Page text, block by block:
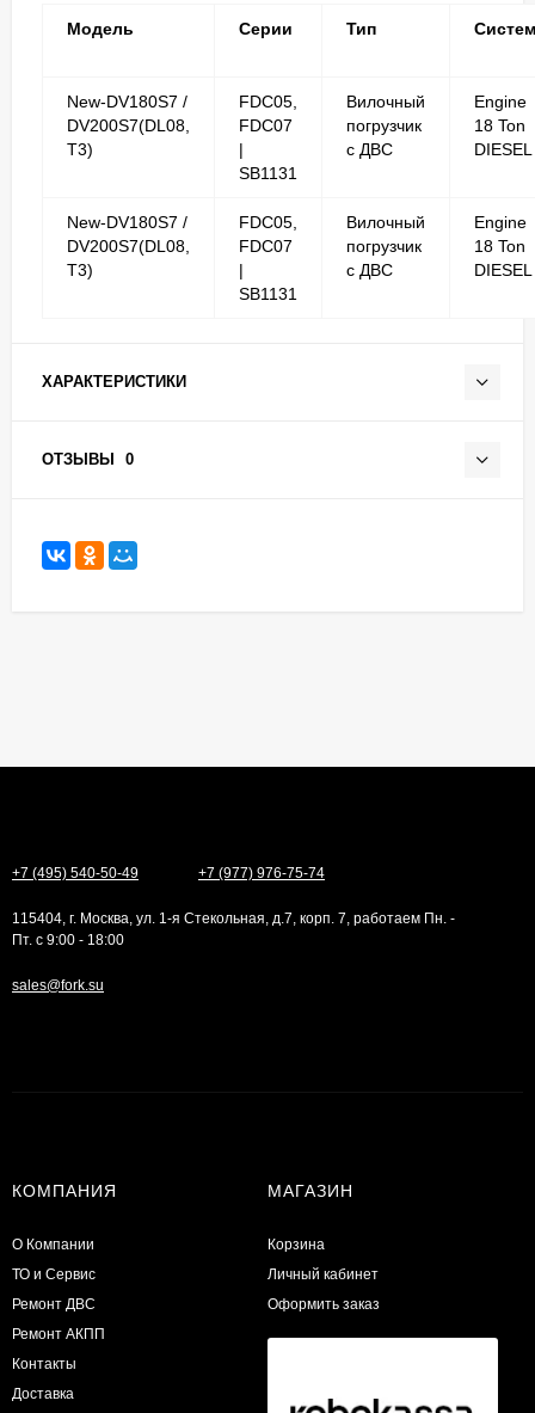
Модель Серии Тип
New-DV180S7 /
DV200S7(DL08,
T3)
FDC05,
FDC07
|
SB1131
Вилочный
погрузчик
с ДВС
Engine
18 Ton
DIESEL
New-DV180S7 /
DV200S7(DL08,
T3)
FDC05,
FDC07
|
SB1131
Вилочный
погрузчик
с ДВС
Engine
18 Ton
DIESEL
ХАРАКТЕРИСТИКИ
ОТЗЫВЫ 0
+7 (495) 540-50-49 +7 (977) 976-75-74
115404, г. Москва, ул. 1-я Стекольная, д.7, корп. 7, работаем Пн. -
Пт. с 9:00 - 18:00
sales@fork.su
КОМПАНИЯ
О Компании
ТО и Сервис
​Ремонт ДВС
Ремонт АКПП
Контакты
Доставка
МАГАЗИН
Корзина
Личный кабинет
Оформить заказ